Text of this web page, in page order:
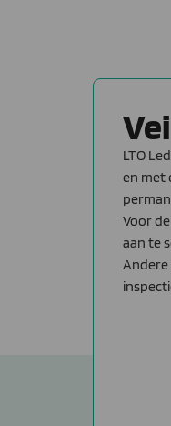
LTO
en met
Voor
aan te